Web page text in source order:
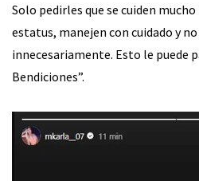
Solo pedirles que se cuiden
estatus, manejen con cuidado y no
innecesariamente. Esto le puede
Bendiciones”.